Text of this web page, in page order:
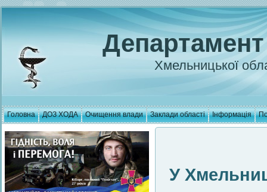
Хмельницької
Головна ДОЗ ХОДА Очищення влади Заклади області Інформація
У